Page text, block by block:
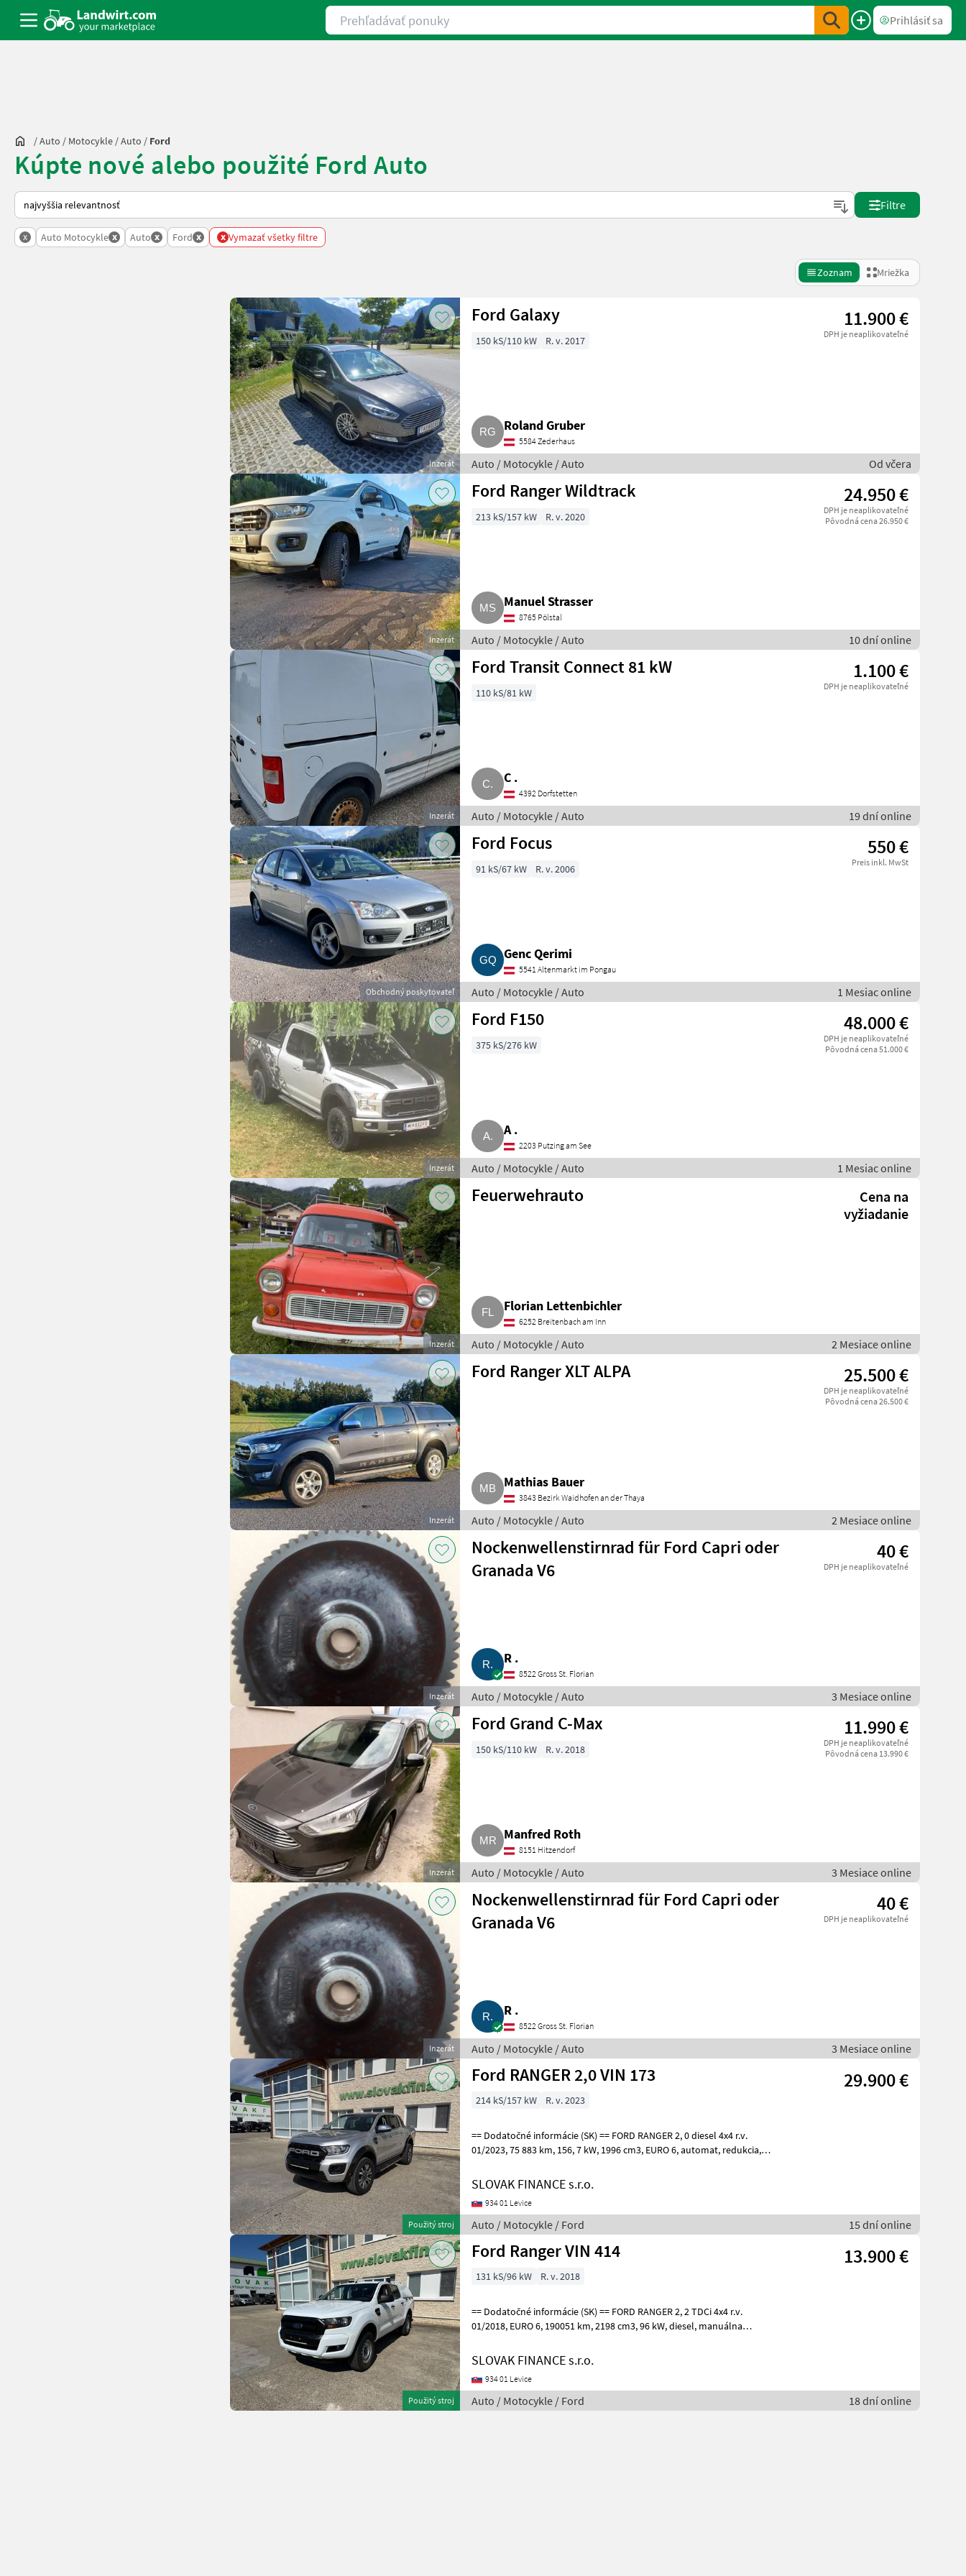
Prehľadávať ponuky
Prihlásiť sa
/Auto / Motocykle /Auto / Ford
Kúpte nové alebo použité Ford Auto
Takto sa vykonáva triedenie na Landwirt.com
Filtre
x Auto Motocykle x Auto x Ford x x Vymazať všetky filtre
Zoznam Mriežka
Inzerát
Ford Galaxy 11.900 €
DPH je neaplikovateľné
150 kS/110 kW R. v. 2017
Roland Gruber
5584 Zederhaus
Auto / Motocykle / Auto Od včera
Inzerát
Ford Ranger Wildtrack 24.950 €
DPH je neaplikovateľné
Pôvodná cena 26.950 €
213 kS/157 kW R. v. 2020
Manuel Strasser
8765 Pölstal
Auto / Motocykle / Auto 10 dní online
Inzerát
Ford Transit Connect 81 kW 1.100 €
DPH je neaplikovateľné
110 kS/81 kW
C .
4392 Dorfstetten
Auto / Motocykle / Auto 19 dní online
Obchodný poskytovateľ
Ford Focus 550 €
Preis inkl. MwSt
91 kS/67 kW R. v. 2006
Genc Qerimi
5541 Altenmarkt im Pongau
Auto / Motocykle / Auto 1 Mesiac online
Inzerát
Ford F150 48.000 €
DPH je neaplikovateľné
Pôvodná cena 51.000 €
375 kS/276 kW
A .
2203 Putzing am See
Auto / Motocykle / Auto 1 Mesiac online
Inzerát
Feuerwehrauto
Cena na
vyžiadanie
Florian Lettenbichler
6252 Breitenbach am Inn
Auto / Motocykle / Auto 2 Mesiace online
Inzerát
Ford Ranger XLT ALPA 25.500 €
DPH je neaplikovateľné
Pôvodná cena 26.500 €
Mathias Bauer
3843 Bezirk Waidhofen an der Thaya
Auto / Motocykle / Auto 2 Mesiace online
Inzerát
Nockenwellenstirnrad für Ford Capri oder
Granada V6
40 €
DPH je neaplikovateľné
R .
8522 Gross St. Florian
Auto / Motocykle / Auto 3 Mesiace online
Inzerát
Ford Grand C-Max 11.990 €
DPH je neaplikovateľné
Pôvodná cena 13.990 €
150 kS/110 kW R. v. 2018
Manfred Roth
8151 Hitzendorf
Auto / Motocykle / Auto 3 Mesiace online
Inzerát
Nockenwellenstirnrad für Ford Capri oder
Granada V6
40 €
DPH je neaplikovateľné
R .
8522 Gross St. Florian
Auto / Motocykle / Auto 3 Mesiace online
Použitý stroj
Ford RANGER 2,0 VIN 173 29.900 €
214 kS/157 kW R. v. 2023
== Dodatočné informácie (SK) == FORD RANGER 2, 0 diesel 4x4 r.v.
01/2023, 75 883 km, 156, 7 kW, 1996 cm3, EURO 6, automat, redukcia,
SLOVAK FINANCE s.r.o.
934 01 Levice
Auto / Motocykle / Ford 15 dní online
Použitý stroj
Ford Ranger VIN 414 13.900 €
131 kS/96 kW R. v. 2018
== Dodatočné informácie (SK) == FORD RANGER 2, 2 TDCi 4x4 r.v.
01/2018, EURO 6, 190051 km, 2198 cm3, 96 kW, diesel, manuálna
SLOVAK FINANCE s.r.o.
934 01 Levice
Auto / Motocykle / Ford 18 dní online